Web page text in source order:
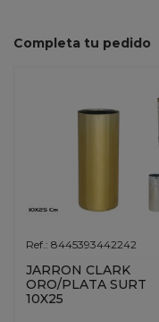
Completa tu pedido
Ref.: 8445393442242
JARRON CLARK
ORO/PLATA SURT
10X25